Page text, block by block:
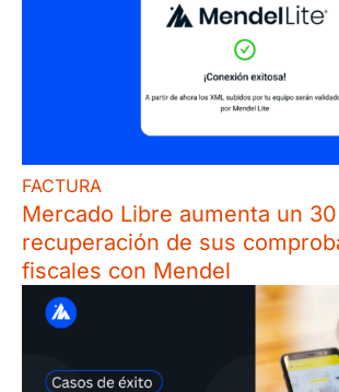
FACTURA
Mercado Libre aumenta un
recuperación de sus
fiscales con Mendel